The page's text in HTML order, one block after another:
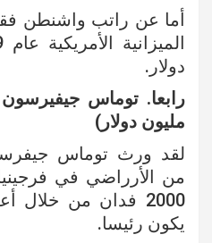
دولار.
مليون دولار)
من الأرراضي في
2000 فدان من خلال
يكون رئيسا.